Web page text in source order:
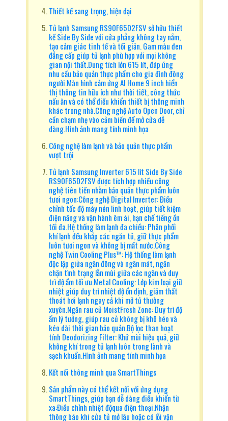
Thiết kế sang trọng, hiện đại
Tủ lạnh Samsung RS90F65D2FSV sở hữu thiết
kế Side By Side với cửa phẳng không tay nắm,
tạo cảm giác tinh tế và tối giản. Gam màu đen
đẳng cấp giúp tủ lạnh phù hợp với mọi không
gian nội thất.Dung tích lớn 615 lít, đáp ứng
nhu cầu bảo quản thực phẩm cho gia đình đông
người.Màn hình cảm ứng AI Home 9 inch hiển
thị thông tin hữu ích như thời tiết, công thức
nấu ăn và có thể điều khiển thiết bị thông minh
khác trong nhà.Công nghệ Auto Open Door, chỉ
cần chạm nhẹ vào cảm biến để mở cửa dễ
dàng.Hình ảnh mang tính minh họa
Công nghệ làm lạnh và bảo quản thực phẩm
vượt trội
Tủ lạnh Samsung Inverter 615 lít Side By Side
RS90F65D2FSV được tích hợp nhiều công
nghệ tiên tiến nhằm bảo quản thực phẩm luôn
tươi ngon:Công nghệ Digital Inverter: Điều
chỉnh tốc độ máy nén linh hoạt, giúp tiết kiệm
điện năng và vận hành êm ái, hạn chế tiếng ồn
tối đa.Hệ thống làm lạnh đa chiều: Phân phối
khí lạnh đều khắp các ngăn tủ, giữ thực phẩm
luôn tươi ngon và không bị mất nước.Công
nghệ Twin Cooling Plus™: Hệ thống làm lạnh
độc lập giữa ngăn đông và ngăn mát, ngăn
chặn tình trạng lẫn mùi giữa các ngăn và duy
trì độ ẩm tối ưu.Metal Cooling: Lớp kim loại giữ
nhiệt giúp duy trì nhiệt độ ổn định, giảm thất
thoát hơi lạnh ngay cả khi mở tủ thường
xuyên.Ngăn rau củ MoistFresh Zone: Duy trì độ
ẩm lý tưởng, giúp rau củ không bị khô héo và
kéo dài thời gian bảo quản.Bộ lọc than hoạt
tính Deodorizing Filter: Khử mùi hiệu quả, giữ
không khí trong tủ lạnh luôn trong lành và
sạch khuẩn.Hình ảnh mang tính minh họa
Kết nối thông minh qua SmartThings
Sản phẩm này có thể kết nối với ứng dụng
SmartThings, giúp bạn dễ dàng điều khiển từ
xa:Điều chỉnh nhiệt độqua điện thoại.Nhận
thông báo khi cửa tủ mở lâu hoặc có lỗi vận